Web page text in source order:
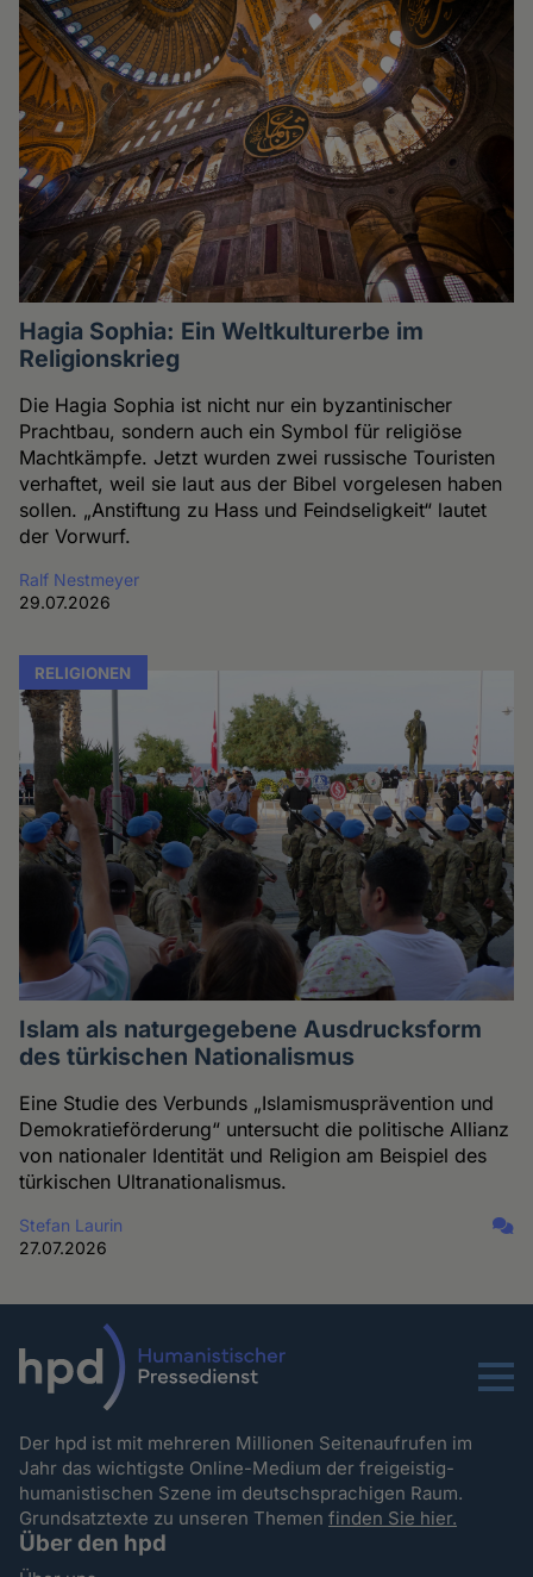
Hagia Sophia: Ein Weltkulturerbe im
Religionskrieg
Die Hagia Sophia ist nicht nur ein byzantinischer
Prachtbau, sondern auch ein Symbol für religiöse
Machtkämpfe. Jetzt wurden zwei russische Touristen
verhaftet, weil sie laut aus der Bibel vorgelesen haben
sollen. „Anstiftung zu Hass und Feindseligkeit“ lautet
der Vorwurf.
Ralf Nestmeyer
29.07.2026
RELIGIONEN
Islam als naturgegebene Ausdrucksform
des türkischen Nationalismus
Eine Studie des Verbunds „Islamismusprävention und
Demokratieförderung“ untersucht die politische Allianz
von nationaler Identität und Religion am Beispiel des
türkischen Ultranationalismus.
Stefan Laurin
27.07.2026
Menu
Der hpd ist mit mehreren Millionen Seitenaufrufen im
Jahr das wichtigste Online-Medium der freigeistig-
humanistischen Szene im deutschsprachigen Raum.
Grundsatztexte zu unseren Themenfinden Sie hier.
Über den hpd